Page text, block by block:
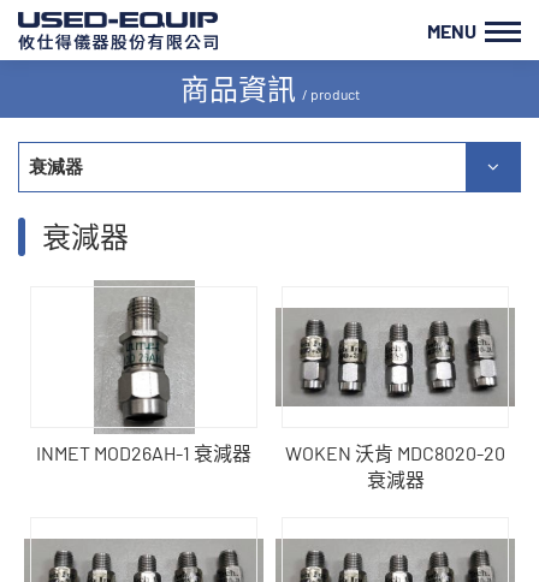
MENU
商品資訊 / product
衰減器
衰減器
INMET MOD26AH-1 衰減器
WOKEN 沃肯 MDC8020-20
衰減器